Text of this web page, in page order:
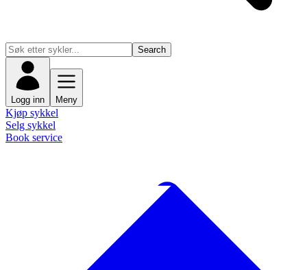
Search
Logg inn Meny
Kjøp sykkel
Selg sykkel
Book service